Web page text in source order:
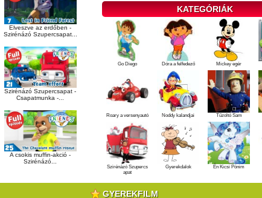
Elveszve az erdőben -
Szirénázó Szupercsapat...
Szirénázó Szupercsapat -
Csapatmunka -...
A csokis muffin-akció -
Szirénázó...
KATEGÓRIÁK
Go Diego Dóra a felfedező Mickey egér
Roary a versenyautó Noddy kalandjai Tűzoltó Sam
Szirénázó Szupercs
apat
Gyerekdalok Én Kicsi Pónim
GYEREKFILM